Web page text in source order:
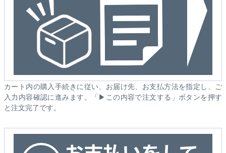
カート内の購入手続きに従い、お届け先、お支払方法を指定し、ご
入力内容確認に進みます。「▶この内容で注文する」ボタンを押す
と注文完了です。